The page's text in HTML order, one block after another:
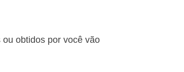
obtidos por você vão